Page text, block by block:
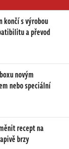
končí s výrobou
a převod
novým
nebo speciální
recept na
brzy